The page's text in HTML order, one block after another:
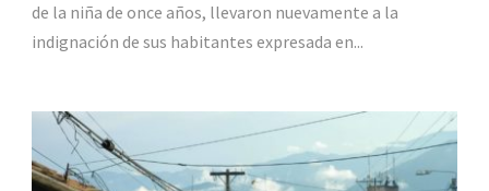
de la niña de once años, llevaron nuevamente a la
indignación de sus habitantes expresada en...